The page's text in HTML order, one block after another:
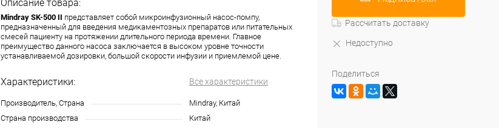
Описание товара:
Mindray SK-500 II представляет собой микроинфузионный насос-помпу,
предназначенный для введения медикаментозных препаратов или питательных
смесей пациенту на протяжении длительного периода времени. Главное
преимущество данного насоса заключается в высоком уровне точности
устанавливаемой дозировки, большой скорости инфузии и приемлемой цене.
Характеристики: Все характеристики
Производитель, Страна
Mindray, Китай
Страна производства
Китай
Рассчитать доставку
Недоступно
Поделиться